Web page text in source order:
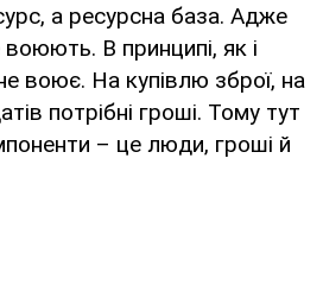
а ресурсна база. Адже
В принципі, як і
воює. На купівлю зброї, на
потрібні гроші. Тому тут
– це люди, гроші й